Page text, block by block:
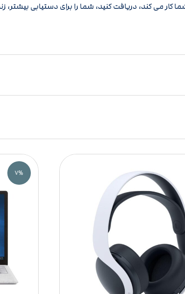
کار می کند، دریافت کنید، شما را برای دستیابی بیشتر،
۷%